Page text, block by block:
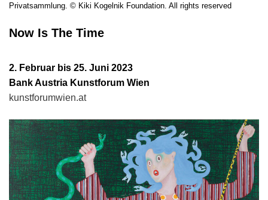
Privatsammlung. © Kiki Kogelnik Foundation. All rights reserved
Now Is The Time
2. Februar bis 25. Juni 2023
Bank Austria Kunstforum Wien
kunstforumwien.at